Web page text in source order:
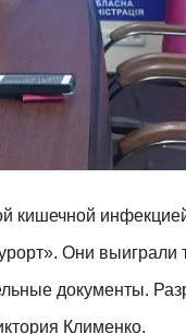
кишечной
Они выиграли
документы.
Клименко.